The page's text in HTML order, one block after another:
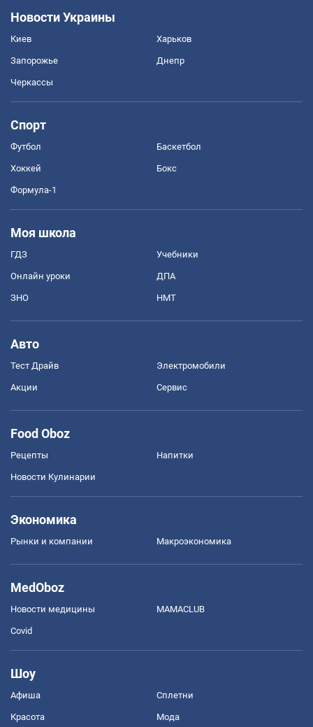
Новости Украины
Киев Харьков
Запорожье Днепр
Черкассы
Спорт
Футбол Баскетбол
Хоккей Бокс
Формула-1
Моя школа
ГДЗ Учебники
Онлайн уроки ДПА
ЗНО НМТ
Авто
Тест Драйв Электромобили
Акции Сервис
Food Oboz
Рецепты Напитки
Новости Кулинарии
Экономика
Рынки и компании Mакроэкономика
MedOboz
Новости медицины MAMACLUB
Covid
Шоу
Афиша Сплетни
Красота Мода